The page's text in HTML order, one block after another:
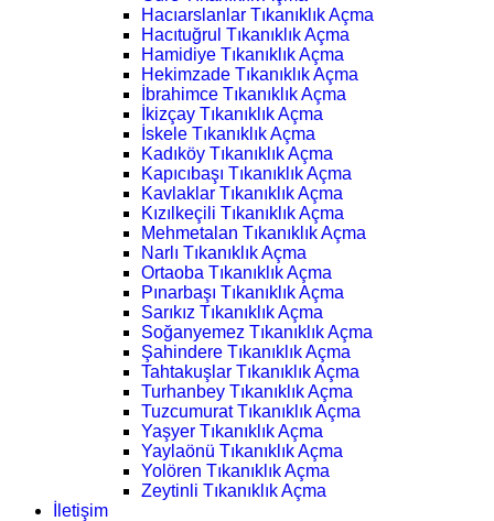
Hacıarslanlar Tıkanıklık Açma
Hacıtuğrul Tıkanıklık Açma
Hamidiye Tıkanıklık Açma
Hekimzade Tıkanıklık Açma
İbrahimce Tıkanıklık Açma
İkizçay Tıkanıklık Açma
İskele Tıkanıklık Açma
Kadıköy Tıkanıklık Açma
Kapıcıbaşı Tıkanıklık Açma
Kavlaklar Tıkanıklık Açma
Kızılkeçili Tıkanıklık Açma
Mehmetalan Tıkanıklık Açma
Narlı Tıkanıklık Açma
Ortaoba Tıkanıklık Açma
Pınarbaşı Tıkanıklık Açma
Sarıkız Tıkanıklık Açma
Soğanyemez Tıkanıklık Açma
Şahindere Tıkanıklık Açma
Tahtakuşlar Tıkanıklık Açma
Turhanbey Tıkanıklık Açma
Tuzcumurat Tıkanıklık Açma
Yaşyer Tıkanıklık Açma
Yaylaönü Tıkanıklık Açma
Yolören Tıkanıklık Açma
Zeytinli Tıkanıklık Açma
İletişim